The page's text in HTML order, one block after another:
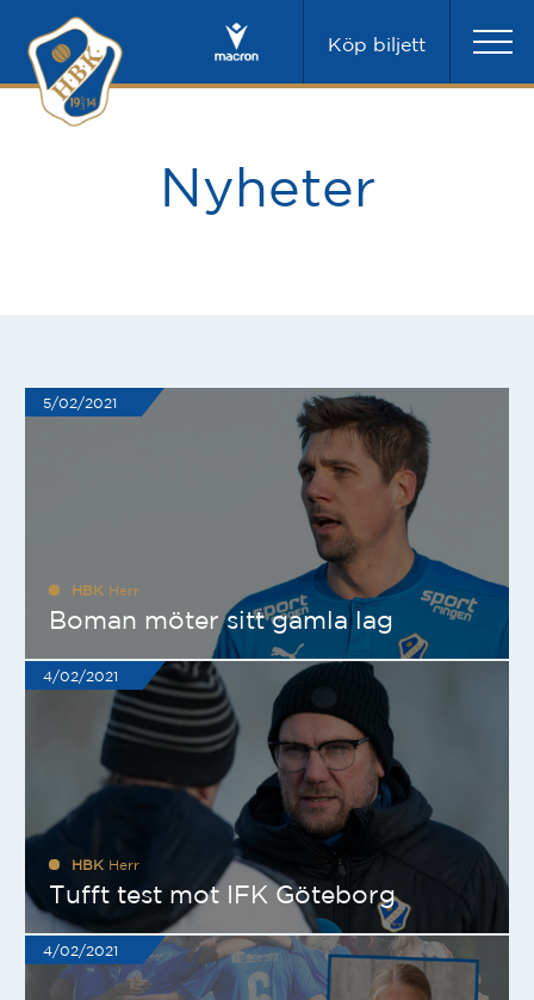
Köp biljett
Nyheter
5/02/2021
HBK Herr
Boman möter sitt gamla lag
4/02/2021
HBK Herr
Tufft test mot IFK Göteborg
4/02/2021